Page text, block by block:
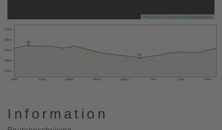
Leaflet OpenStreetMapcontributors
0 km 0.2 km 0.4 km 0.6 km 0.8 km 1 km 1.2 km 1.4 km
425 m
450 m
475 m
500 m
525 m
457
487
Information